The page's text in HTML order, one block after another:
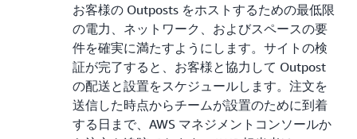
お客様の Outposts をホストするための最低限
の電力、ネットワーク、およびスペースの要
件を確実に満たすようにします。サイトの検
証が完了すると、お客様と協力して Outpost
の配送と設置をスケジュールします。注文を
送信した時点からチームが設置のために到着
する日まで、AWS マネジメントコンソールか